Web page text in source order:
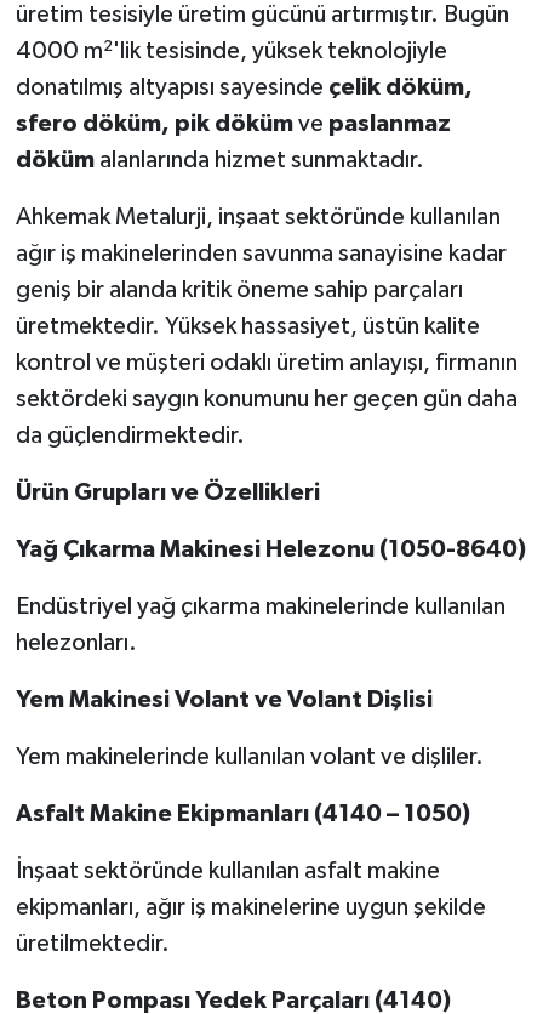
üretim tesisiyle üretim gücünü artırmıştır. Bugün
4000 m²'lik tesisinde, yüksek teknolojiyle
donatılmış altyapısı sayesinde çelik döküm,
sfero döküm, pik dökümve paslanmaz
dökümalanlarında hizmet sunmaktadır.
Ahkemak Metalurji, inşaat sektöründe kullanılan
ağır iş makinelerinden savunma sanayisine kadar
geniş bir alanda kritik öneme sahip parçaları
üretmektedir. Yüksek hassasiyet, üstün kalite
kontrol ve müşteri odaklı üretim anlayışı, firmanın
sektördeki saygın konumunu her geçen gün daha
da güçlendirmektedir.
Ürün Grupları ve Özellikleri
Yağ Çıkarma Makinesi Helezonu (1050-8640)
Endüstriyel yağ çıkarma makinelerinde kullanılan
helezonları.
Yem Makinesi Volant ve Volant Dişlisi
Yem makinelerinde kullanılan volant ve dişliler.
Asfalt Makine Ekipmanları (4140 – 1050)
İnşaat sektöründe kullanılan asfalt makine
ekipmanları, ağır iş makinelerine uygun şekilde
üretilmektedir.
Beton Pompası Yedek Parçaları (4140)